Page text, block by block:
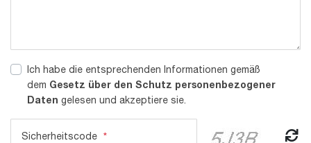
Ich habe die entsprechenden Informationen gemäß
dem Gesetz über den Schutz personenbezogener
Daten gelesen und akzeptiere sie.
Sicherheitscode *